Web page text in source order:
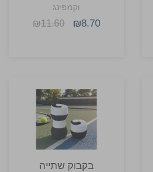
וקמפינג
₪8.70
₪11.60
בקבוק שתייה